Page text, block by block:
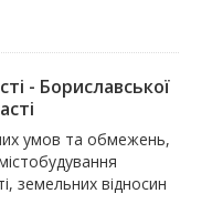
- Бориславської
умов та обмежень,
земельних відносин